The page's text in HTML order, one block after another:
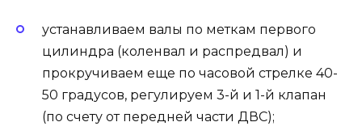
устанавливаем валы по меткам первого
цилиндра (коленвал и распредвал) и
прокручиваем еще по часовой стрелке 40-
50 градусов, регулируем 3-й и 1-й клапан
(по счету от передней части ДВС);